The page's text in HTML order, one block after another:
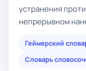
устранения
непрерывном
Геймерский
Словарь